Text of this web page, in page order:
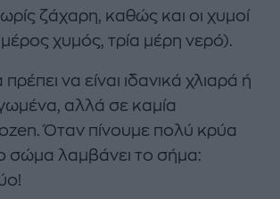
ζάχαρη, καθώς και οι χυμοί
χυμός, τρία μέρη νερό).
να είναι ιδανικά χλιαρά ή
αλλά σε καμία
Όταν πίνουμε πολύ κρύα
σώμα λαμβάνει το σήμα: